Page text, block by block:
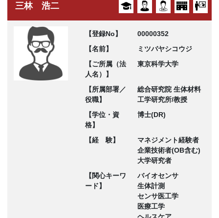
三林 浩二
【登録No】
00000352
【名前】
ミツバヤシコウジ
【ご所属（法
人名）】
東京科学大学
【所属部署／
役職】
総合研究院 生体材料
工学研究所/教授
【学位・資
格】
博士(DR)
【経 験】
マネジメント経験者
企業技術者(OB含む)
大学研究者
【関心キーワ
ード】
バイオセンサ
生体計測
センサ医工学
医療工学